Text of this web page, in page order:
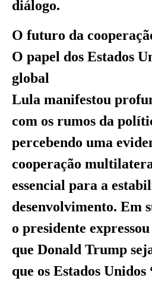
diálogo.
O futuro da
O papel dos Estados
global
Lula manifestou
com os rumos da
percebendo uma
cooperação
essencial para a
desenvolvimento. Em
o presidente
que Donald Trump
que os Estados Unidos